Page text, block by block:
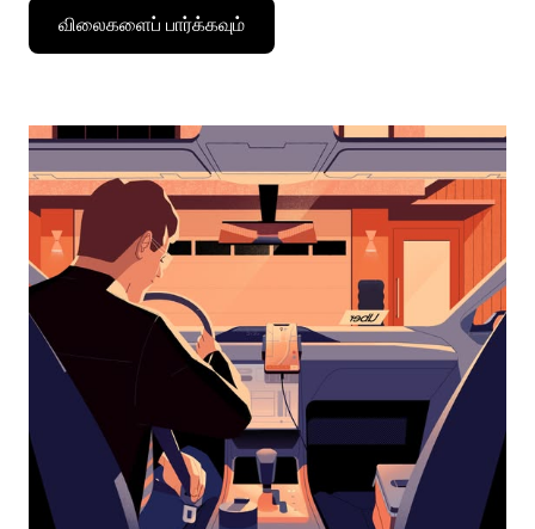
கீழ்நோக்கிய
அம்புக்குறியை
அழுத்தி
தேர்ந்தெடுக்கவும்.
மூட
எஸ்கேப்
பொத்தான்
அழுத்தவும்.
விலைகளைப் பார்க்கவும்